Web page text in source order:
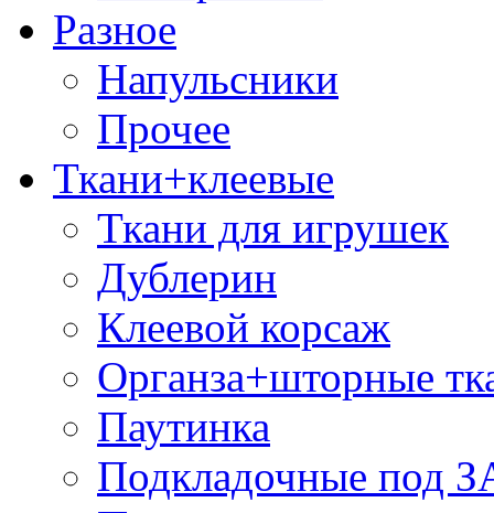
Разное
Напульсники
Прочее
Ткани+клеевые
Ткани для игрушек
Дублерин
Клеевой корсаж
Органза+шторные
Паутинка
Подкладочные под